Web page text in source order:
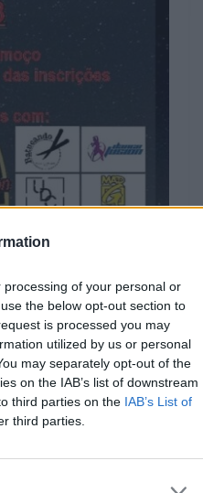
of your personal or
the below opt-out section to
is processed you may
utilized by us or personal
may separately opt-out of the
on the IAB’s list of downstream
third parties on the IAB’s List of
third parties.